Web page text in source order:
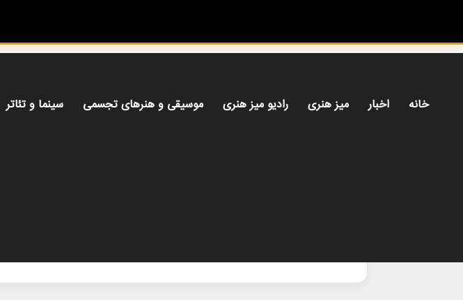
خانه اخبار میز هنری رادیو میز هنری موسیقی و هنرهای تجسمی سینما و تئاتر